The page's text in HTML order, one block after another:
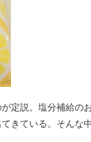
定説。塩分補給の
きている。そんな